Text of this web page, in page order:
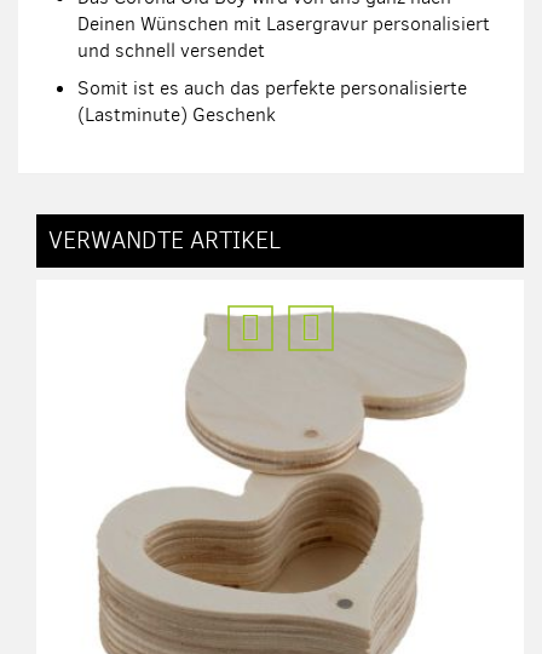
Deinen Wünschen mit Lasergravur personalisiert
und schnell versendet
Somit ist es auch das perfekte personalisierte
(Lastminute) Geschenk
VERWANDTE ARTIKEL